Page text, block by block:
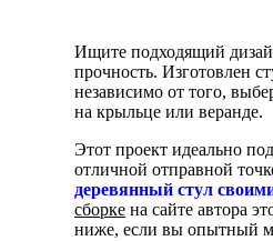
Ищите подходящий
прочность. Изготовлен
независимо от того,
на крыльце или веранде.
Этот проект идеально
отличной отправной
деревянный стул
сборке на сайте автора
ниже, если вы опытный